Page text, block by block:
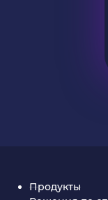
Продукты